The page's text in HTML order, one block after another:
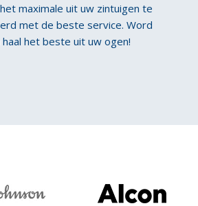
maximale uit uw zintuigen te
met de beste service. Word
haal het beste uit uw ogen!